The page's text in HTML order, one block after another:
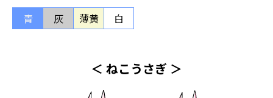
青 灰 薄黄 白
＜ ねこうさぎ ＞